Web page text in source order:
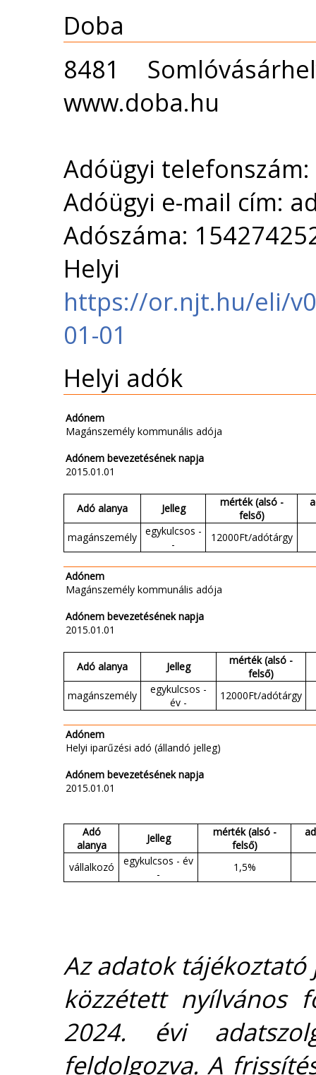
Doba
8481
www.doba.hu
Adóügyi
Adóügyi e-mail cím:
Adószáma:
Helyi
https://or.njt.hu/eli/
01-01
Helyi adók
Adónem
Magánszemély kommunális adója
Adónem bevezetésének napja
2015.01.01
Adó alanya Jelleg
mérték (alsó -
felső)
magánszemély
egykulcsos -
-
12000Ft/adótárgy
Adónem
Magánszemély kommunális adója
Adónem bevezetésének napja
2015.01.01
Adó alanya Jelleg
mérték (alsó -
felső)
magánszemély
egykulcsos -
év -
12000Ft/adótárgy
Adónem
Helyi iparűzési adó (állandó jelleg)
Adónem bevezetésének napja
2015.01.01
Adó
alanya
Jelleg
mérték (alsó -
felső)
vállalkozó
egykulcsos - év
-
1,5%
Az adatok
közzétett nyílvános
2024. évi
feldolgozva. A